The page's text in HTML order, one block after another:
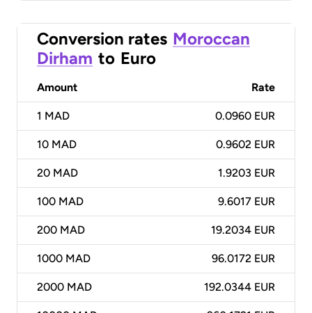
Conversion rates Moroccan
Dirham to Euro
Amount Rate
1 MAD 0.0960 EUR
10 MAD 0.9602 EUR
20 MAD 1.9203 EUR
100 MAD 9.6017 EUR
200 MAD 19.2034 EUR
1000 MAD 96.0172 EUR
2000 MAD 192.0344 EUR